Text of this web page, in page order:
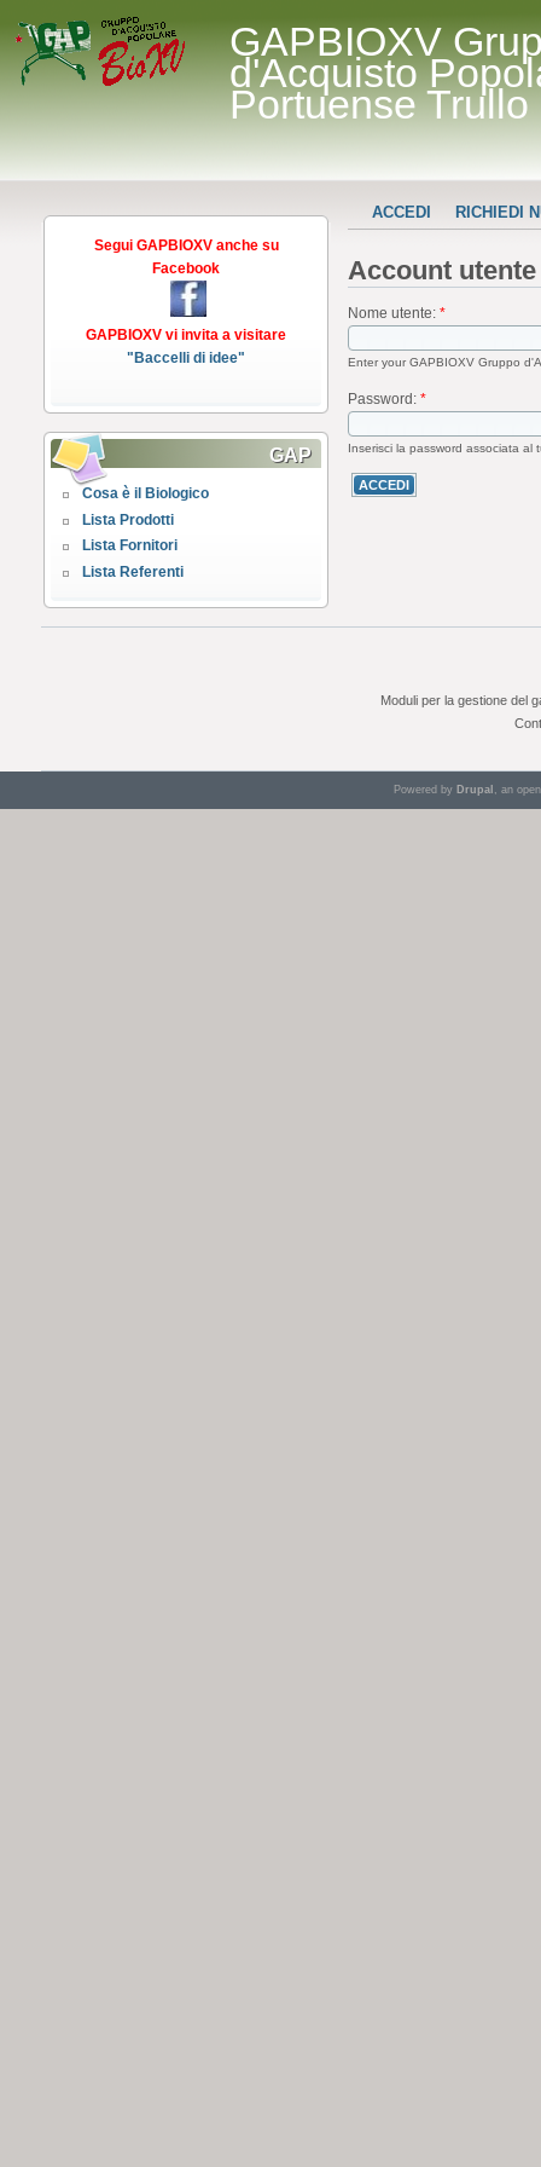
GAPBIOXV
d'Acquisto
Portuense Trullo
Segui GAPBIOXV anche su
Facebook
GAPBIOXV vi invita a visitare
"Baccelli di idee"
GAP
Cosa è il Biologico
Lista Prodotti
Lista Fornitori
Lista Referenti
ACCEDI RICHIEDI
Account utente
Nome utente: *
Enter your GAPBIOXV Gruppo
Password: *
Inserisci la password associata al
Moduli per la gestione del
Powered by Drupal , an